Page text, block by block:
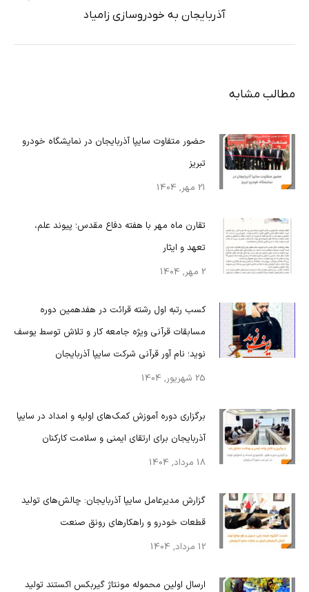
قبلی:
آذربایجان به خودروسازی زامیاد
مطالب مشابه
حضور متفاوت سایپا آذربایجان در نمایشگاه خودرو
تبریز
21 مهر, 1404
تقارن ماه مهر با هفته دفاع مقدس؛ پیوند علم،
تعهد و ایثار
2 مهر, 1404
کسب رتبه اول رشته قرائت در هفدهمین دوره
مسابقات قرآنی ویژه جامعه کار و تلاش توسط یوسف
نوید؛ نام آور قرآنی شرکت سایپا آذربایجان
25 شهریور, 1404
برگزاری دوره آموزش کمک‌های اولیه و امداد در سایپا
آذربایجان برای ارتقای ایمنی و سلامت کارکنان
18 مرداد, 1404
گزارش مدیرعامل سایپا آذربایجان: چالش‌های تولید
قطعات خودرو و راهکارهای رونق صنعت
12 مرداد, 1404
ارسال اولین محموله مونتاژ گیربکس اکستند تولید